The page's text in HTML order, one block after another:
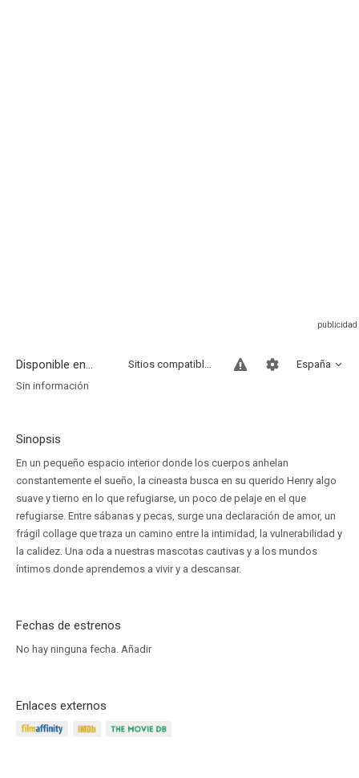
Disponible en... España
Sitios compatibles
Sin información
Sinopsis
En un pequeño espacio interior donde los cuerpos anhelan
constantemente el sueño, la cineasta busca en su querido Henry algo
suave y tierno en lo que refugiarse, un poco de pelaje en el que
refugiarse. Entre sábanas y pecas, surge una declaración de amor, un
frágil collage que traza un camino entre la intimidad, la vulnerabilidad y
la calidez. Una oda a nuestras mascotas cautivas y a los mundos
íntimos donde aprendemos a vivir y a descansar.
Fechas de estrenos
No hay ninguna fecha. Añadir
Enlaces externos